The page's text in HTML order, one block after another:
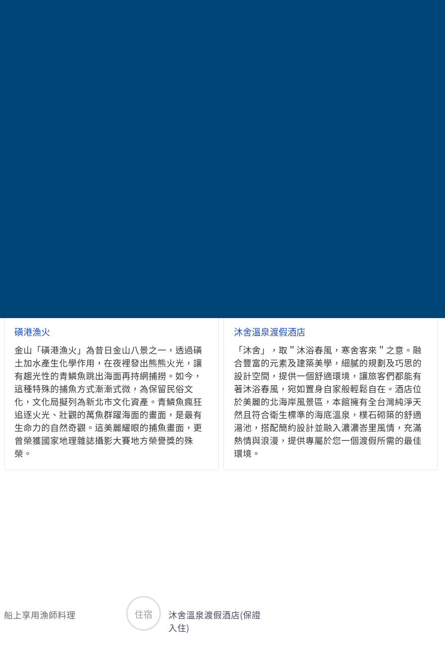
磺港漁火
金山「磺港漁火」為昔日金山八景之一，透過磺
土加水產生化學作用，在夜裡發出熊熊火光，讓
有趨光性的青鱗魚跳出海面再持網捕撈。如今，
這種特殊的捕魚方式漸漸式微，為保留民俗文
化，文化局擬列為新北市文化資產。青鱗魚瘋狂
追逐火光、壯觀的萬魚群躍海面的畫面，是最有
生命力的自然奇觀。這美麗耀眼的捕魚畫面，更
曾榮獲國家地理雜誌攝影大賽地方榮譽獎的殊
榮。
沐舍溫泉渡假酒店
「沐舍」，取＂沐浴春風，寒舍客來＂之意。融
合豐富的元素及建築美學，細膩的規劃及巧思的
設計空間，提供一個舒適環境，讓旅客們都能有
著沐浴春風，宛如置身自家般輕鬆自在。酒店位
於美麗的北海岸風景區，本館擁有全台灣純淨天
然且符合衛生標準的海底溫泉，樸石砌築的舒適
湯池，搭配簡約設計並融入濃濃峇里風情，充滿
熱情與浪漫，提供專屬於您一個渡假所需的最佳
環境。
船上享用漁師料理 住宿
沐舍溫泉渡假酒店(保證
入住)